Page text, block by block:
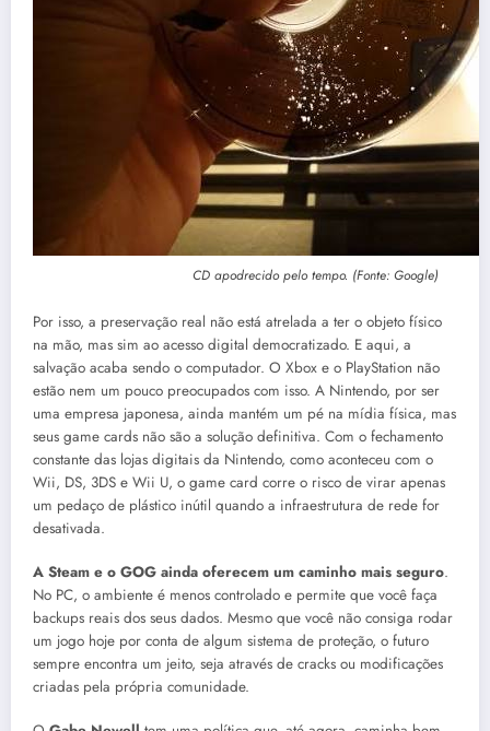
CD apodrecido pelo tempo. (Fonte: Google)
Por isso, a preservação real não está atrelada a ter o objeto físico
na mão, mas sim ao acesso digital democratizado. E aqui, a
salvação acaba sendo o computador. O Xbox e o PlayStation não
estão nem um pouco preocupados com isso. A Nintendo, por ser
uma empresa japonesa, ainda mantém um pé na mídia física, mas
seus game cards não são a solução definitiva. Com o fechamento
constante das lojas digitais da Nintendo, como aconteceu com o
Wii, DS, 3DS e Wii U, o game card corre o risco de virar apenas
um pedaço de plástico inútil quando a infraestrutura de rede for
desativada.
A Steam e o GOG ainda oferecem um caminho mais seguro.
No PC, o ambiente é menos controlado e permite que você faça
backups reais dos seus dados. Mesmo que você não consiga rodar
um jogo hoje por conta de algum sistema de proteção, o futuro
sempre encontra um jeito, seja através de cracks ou modificações
criadas pela própria comunidade.